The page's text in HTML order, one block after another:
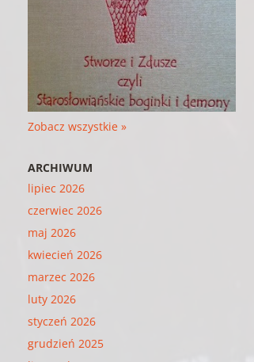
Zobacz wszystkie »
ARCHIWUM
lipiec 2026
czerwiec 2026
maj 2026
kwiecień 2026
marzec 2026
luty 2026
styczeń 2026
grudzień 2025